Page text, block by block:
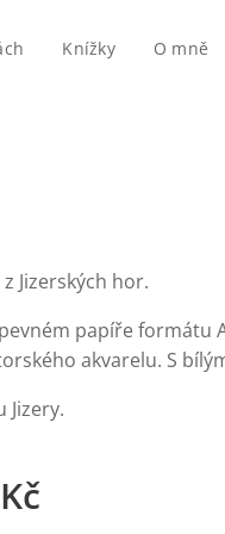
Knížky O mně
Jizerských hor.
papíře formátu
akvarelu. S
Jizery.
Kč